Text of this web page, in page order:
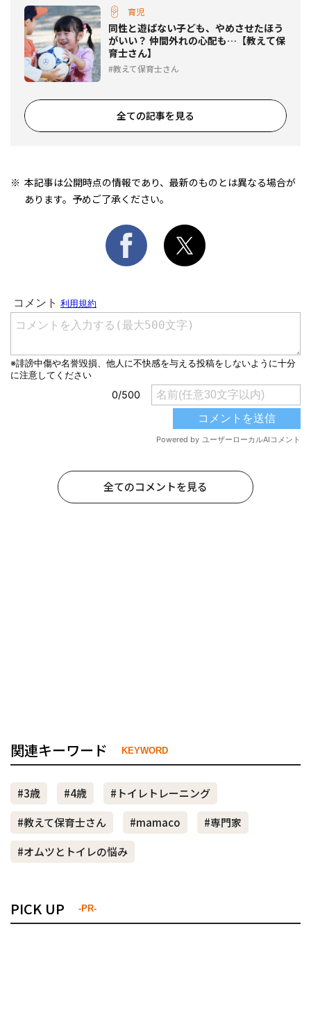
育児
同性と遊ばない子ども、やめさせたほう
がいい？ 仲間外れの心配も…【教えて保
育士さん】
教えて保育士さん
全ての記事を見る
本記事は公開時点の情報であり、最新のものとは異なる場合が
あります。予めご了承ください。
全てのコメントを見る
関連キーワード KEYWORD
#3歳 #4歳
#トイレトレーニング
#教えて保育士さん
#mamaco
#専門家
#オムツとトイレの悩み
PICK UP -PR-